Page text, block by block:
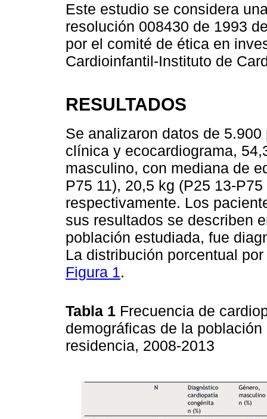
Este estudio se considera
resolución 008430 de 1993
por el comité de ética en
Cardioinfantil-Instituto de
RESULTADOS
Se analizaron datos de
clínica y ecocardiograma,
masculino, con mediana de
P75 11), 20,5 kg (P25 13-
respectivamente. Los
sus resultados se describen
población estudiada, fue
La distribución porcentual
Figura 1.
Tabla 1 Frecuencia de
demográficas de la
residencia, 2008-2013